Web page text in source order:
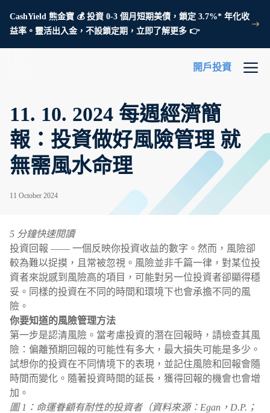
CashYield 熊金寶 💰 投資 0-3 個月短期美債，鎖定 3.7%* 年化收
益率。靈活出入金，不設鎖定期，立即了解更多 👉
開戶投資
11. 10. 2024 每週經濟簡
報：投資做好風險管理 就
無需風水命理
11 October 2024
5 分鐘快速閱讀
投資回報 —— 一個反映你投資收益的數字。然而，風險卻
較為難以捉摸，且常被忽視。風險並非千篇一律，對某位投
資者來說感到風險高的項目，可能對另一位投資者卻顯得穩
妥。同樣的投資在不同的時間和環境下也會承擔不同的風
險。
你要知道的風險管理方法
第一步是認清風險。當考慮投資的潛在回報時，請檢查其風
險：偏離預期回報的可能性有多大，最大損失可能是多少。
試想你的投資在不同情境下的表現，並記住風險和回報會隨
時間而變化。隨著投資時間的延長，獲得回報的機會也會增
加。
圖 1：命運眷顧有耐性的投資者（資料來源：Egan，D.P.；